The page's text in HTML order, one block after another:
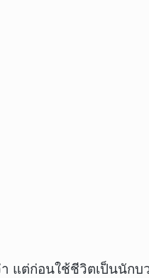
า แต่ก่อนใช้ชีวิตเป็นนัก